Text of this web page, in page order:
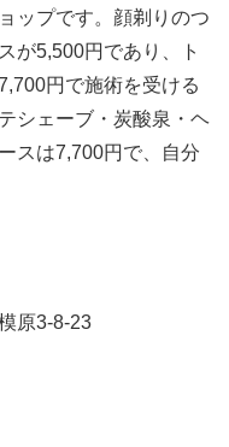
ップです。顔剃りのつ
が5,500円であり、ト
円で施術を受ける
シェーブ・炭酸泉・ヘ
スは7,700円で、自分
原3-8-23